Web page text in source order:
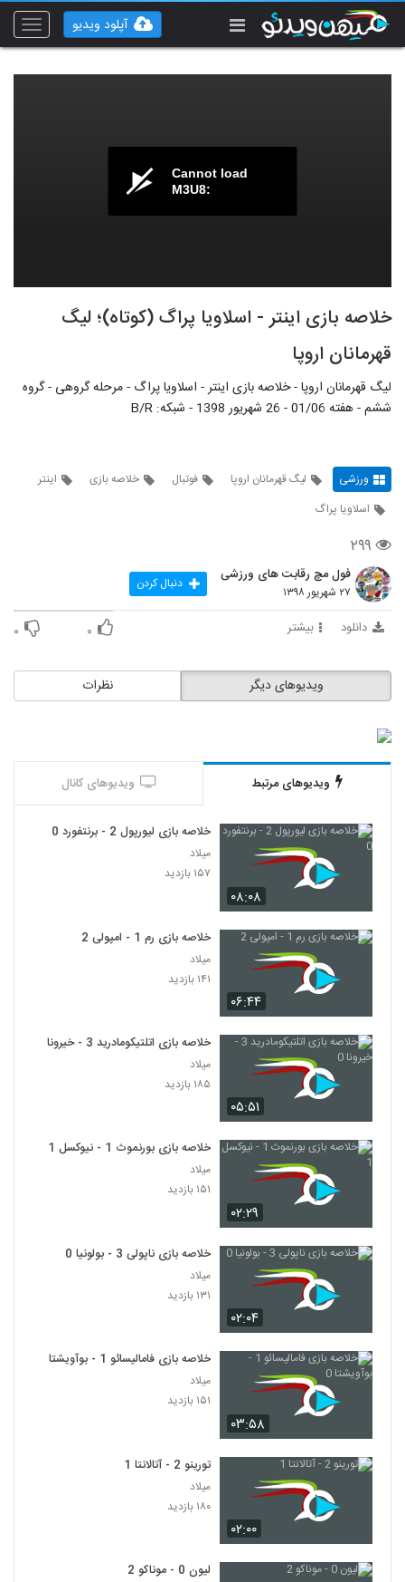
Toggle
آپلود ویدیو
Cannot load
M3U8:
خلاصه بازی اینتر - اسلاویا پراگ (کوتاه)؛ لیگ
قهرمانان اروپا
لیگ قهرمانان اروپا - خلاصه بازی اینتر - اسلاویا پراگ - مرحله گروهی - گروه
ششم - هفته 01/06 - 26 شهریور 1398 - شبکه: B/R
ورزشی لیگ قهرمانان اروپا فوتبال خلاصه بازی
اینتر
اسلاویا پراگ
۲۹۹
فول مچ رقابت های ورزشی
۲۷ شهریور ۱۳۹۸ دنبال کردن
دانلود بیشتر ۰ ۰
نظرات ویدیوهای دیگر
ویدیوهای مرتبط ویدیوهای کانال
۰۸:۰۸
خلاصه بازی لیورپول 2 - برنتفورد 0
میلاد
۱۵۷ بازدید
۰۶:۴۴
خلاصه بازی رم 1 - امپولی 2
میلاد
۱۴۱ بازدید
۰۵:۵۱
خلاصه بازی اتلتیکومادرید 3 - خیرونا 0
میلاد
۱۸۵ بازدید
۰۲:۲۹
خلاصه بازی بورنموث 1 - نیوکسل 1
میلاد
۱۵۱ بازدید
۰۲:۰۴
خلاصه بازی ناپولی 3 - بولونیا 0
میلاد
۱۳۱ بازدید
۰۳:۵۸
خلاصه بازی فامالیسائو 1 - بوآویشتا 0
میلاد
۱۵۱ بازدید
۰۲:۰۰
تورینو 2 - آتالانتا 1
میلاد
۱۸۰ بازدید
لیون 0 - موناکو 2